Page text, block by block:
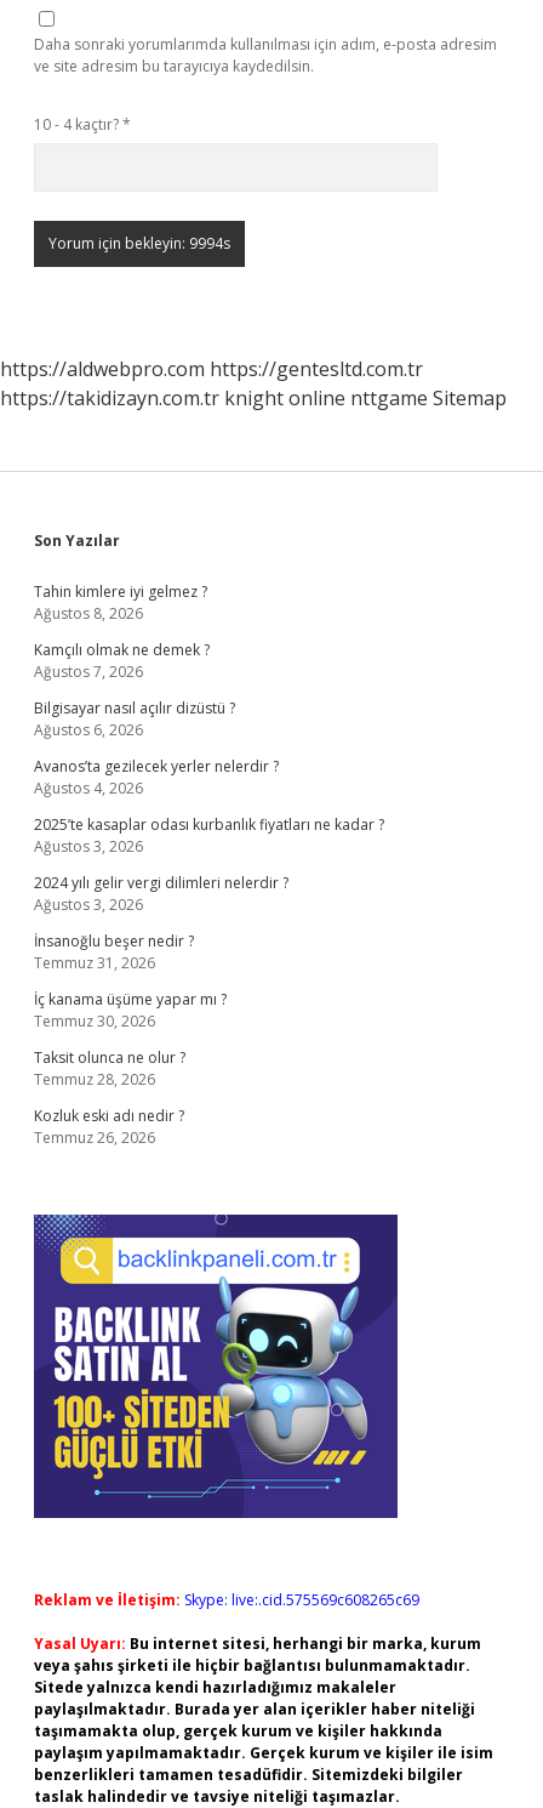
Daha sonraki yorumlarımda kullanılması için adım, e-posta adresim
ve site adresim bu tarayıcıya kaydedilsin.
10 - 4 kaçtır?*
https://aldwebpro.com https://gentesltd.com.tr
https://takidizayn.com.tr knight online nttgame Sitemap
Sidebar
Son Yazılar
Tahin kimlere iyi gelmez ?
Ağustos 8, 2026
Kamçılı olmak ne demek ?
Ağustos 7, 2026
Bilgisayar nasıl açılır dizüstü ?
Ağustos 6, 2026
Avanos’ta gezilecek yerler nelerdir ?
Ağustos 4, 2026
2025’te kasaplar odası kurbanlık fiyatları ne kadar ?
Ağustos 3, 2026
2024 yılı gelir vergi dilimleri nelerdir ?
Ağustos 3, 2026
İnsanoğlu beşer nedir ?
Temmuz 31, 2026
İç kanama üşüme yapar mı ?
Temmuz 30, 2026
Taksit olunca ne olur ?
Temmuz 28, 2026
Kozluk eski adı nedir ?
Temmuz 26, 2026
Reklam ve İletişim: Skype: live:.cid.575569c608265c69
Yasal Uyarı: Bu internet sitesi, herhangi bir marka, kurum
veya şahıs şirketi ile hiçbir bağlantısı bulunmamaktadır.
Sitede yalnızca kendi hazırladığımız makaleler
paylaşılmaktadır. Burada yer alan içerikler haber niteliği
taşımamakta olup, gerçek kurum ve kişiler hakkında
paylaşım yapılmamaktadır. Gerçek kurum ve kişiler ile isim
benzerlikleri tamamen tesadüfidir. Sitemizdeki bilgiler
taslak halindedir ve tavsiye niteliği taşımazlar.